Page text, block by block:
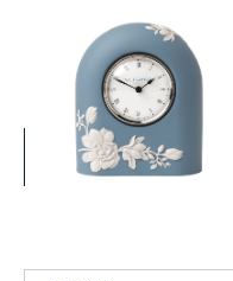
マグノリア ブロッサム クロ
￥50,600 (税込)
詳細を見る